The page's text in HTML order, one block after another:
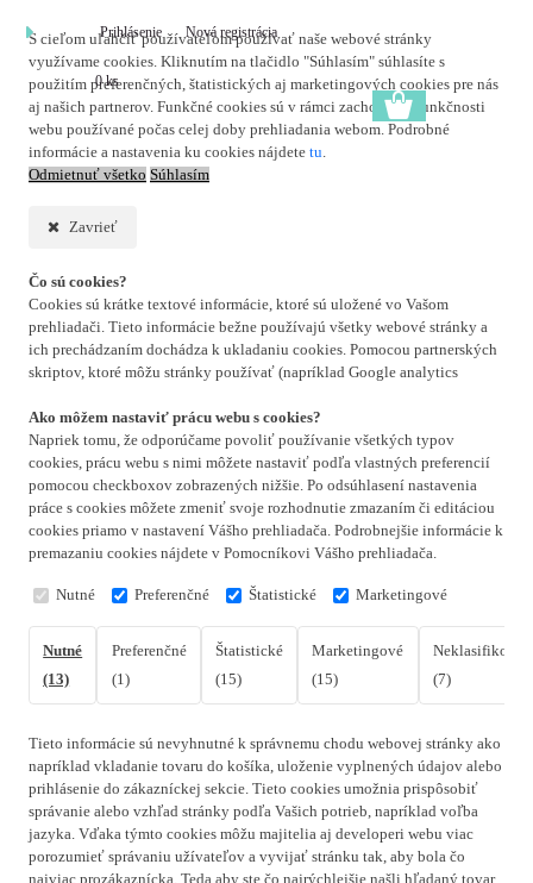
S cieľom uľahčiť používateľom používať naše webové stránky
využívame cookies. Kliknutím na tlačidlo "Súhlasím" súhlasíte s
použitím preferenčných, štatistických aj marketingových cookies pre nás
aj našich partnerov. Funkčné cookies sú v rámci zachovania funkčnosti
webu používané počas celej doby prehliadania webom. Podrobné
informácie a nastavenia ku cookies nájdete tu.
Odmietnuť všetko Súhlasím
Zavrieť
Čo sú cookies?
Cookies sú krátke textové informácie, ktoré sú uložené vo Vašom
prehliadači. Tieto informácie bežne používajú všetky webové stránky a
ich prechádzaním dochádza k ukladaniu cookies. Pomocou partnerských
skriptov, ktoré môžu stránky používať (napríklad Google analytics
Ako môžem nastaviť prácu webu s cookies?
Napriek tomu, že odporúčame povoliť používanie všetkých typov
cookies, prácu webu s nimi môžete nastaviť podľa vlastných preferencií
pomocou checkboxov zobrazených nižšie. Po odsúhlasení nastavenia
práce s cookies môžete zmeniť svoje rozhodnutie zmazaním či editáciou
cookies priamo v nastavení Vášho prehliadača. Podrobnejšie informácie k
premazaniu cookies nájdete v Pomocníkovi Vášho prehliadača.
Nutné Preferenčné Štatistické Marketingové
Nutné
(13)
Preferenčné
(1)
Štatistické
(15)
Marketingové
(15)
(7)
Tieto informácie sú nevyhnutné k správnemu chodu webovej stránky ako
napríklad vkladanie tovaru do košíka, uloženie vyplnených údajov alebo
prihlásenie do zákazníckej sekcie. Tieto cookies umožnia prispôsobiť
správanie alebo vzhľad stránky podľa Vašich potrieb, napríklad voľba
jazyka. Vďaka týmto cookies môžu majitelia aj developeri webu viac
porozumieť správaniu užívateľov a vyvijať stránku tak, aby bola čo
najviac prozákaznícka. Teda aby ste čo najrýchlejšie našli hľadaný tovar
Prihlásenie Nová registrácia
0 ks